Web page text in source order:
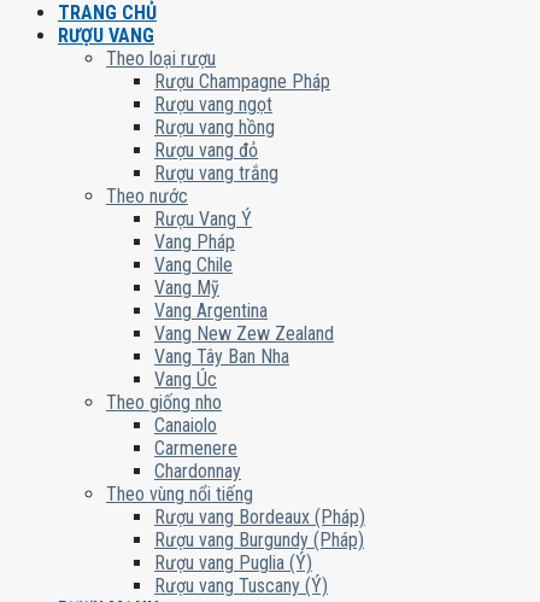
TRANG CHỦ
RƯỢU VANG
Theo loại rượu
Rượu Champagne Pháp
Rượu vang ngọt
Rượu vang hồng
Rượu vang đỏ
Rượu vang trắng
Theo nước
Rượu Vang Ý
Vang Pháp
Vang Chile
Vang Mỹ
Vang Argentina
Vang New Zew Zealand
Vang Tây Ban Nha
Vang Úc
Theo giống nho
Canaiolo
Carmenere
Chardonnay
Theo vùng nổi tiếng
Rượu vang Bordeaux (Pháp)
Rượu vang Burgundy (Pháp)
Rượu vang Puglia (Ý)
Rượu vang Tuscany (Ý)